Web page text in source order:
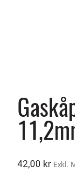
42,00 kr Exkl.